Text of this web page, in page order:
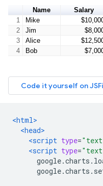
<html>
<head>
<script type=
<script type=
google.charts .
google.charts .